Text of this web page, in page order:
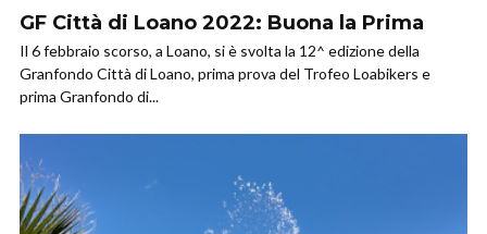
GF Città di Loano 2022: Buona la Prima
Il 6 febbraio scorso, a Loano, si è svolta la 12^ edizione della
Granfondo Città di Loano, prima prova del Trofeo Loabikers e
prima Granfondo di...